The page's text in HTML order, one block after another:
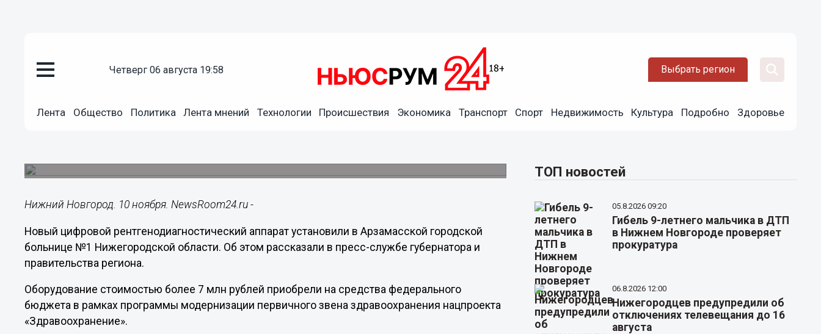
четверг 06 августа 19:58 Выбрать регион
Лента Общество Политика Лента мнений Технологии Происшествия Экономика Транспорт Спорт Недвижимость Культура Подробно Здоровье
Цифровой рентгеноаппарат появился в Арзамасской
Нижний Новгород. 10 ноября. NewsRoom24.ru -
Новый цифровой рентгенодиагностический аппарат установили в Арзамасской городской
больнице №1 Нижегородской области. Об этом рассказали в пресс-службе губернатора и
правительства региона.
Оборудование стоимостью более 7 млн рублей приобрели на средства федерального
бюджета в рамках программы модернизации первичного звена здравоохранения нацпроекта
«Здравоохранение».
ТОП новостей
05.8.2026 09:20
Гибель 9-летнего мальчика в ДТП
в Нижнем Новгороде проверяет
прокуратура
06.8.2026 12:00
Нижегородцев предупредили об
отключениях телевещания до 16
августа